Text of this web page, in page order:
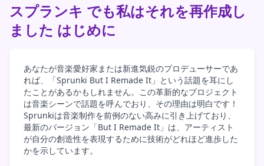
スプランキ でも私はそれを再作成し
ました はじめに
あなたが音楽愛好家または新進気鋭のプロデューサーであ
れば、「Sprunki But I Remade It」という話題を耳にし
たことがあるかもしれません。この革新的なプロジェクト
は音楽シーンで話題を呼んでおり、その理由は明白です！
Sprunkiは音楽制作を前例のない高みに引き上げており、
最新のバージョン「But I Remade It」は、アーティスト
が自分の創造性を表現するために技術がどれほど進歩した
かを示しています。